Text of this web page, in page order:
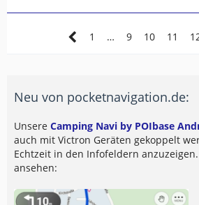
1 … 9 10 11
Neu von pocketnavigation.de:
Unsere Camping Navi by POIbase
auch mit Victron Geräten gekoppelt
Echtzeit in den Infofeldern
ansehen: